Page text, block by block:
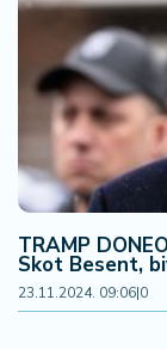
TRAMP
Skot Besent,
23.11.2024. 09:06|0